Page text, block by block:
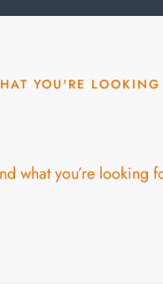
YOU'RE LOOKING
what you’re looking